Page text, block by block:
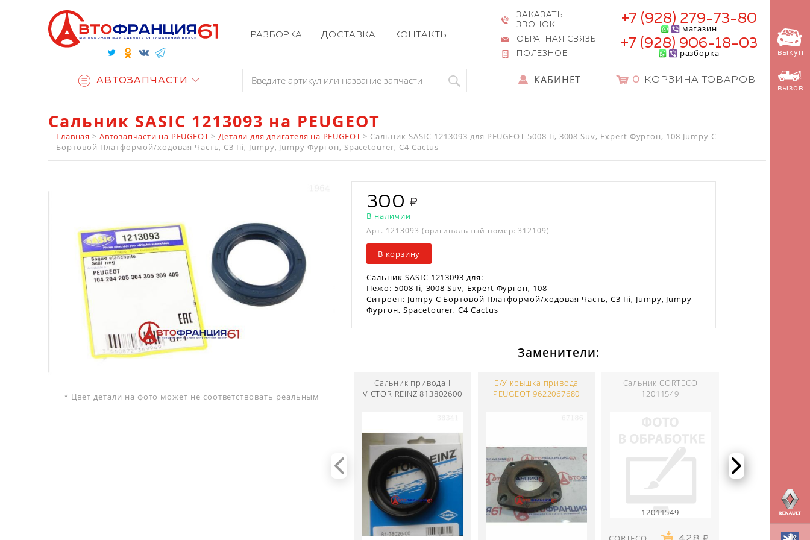
РАЗБОРКА ДОСТАВКА КОНТАКТЫ
ЗАКАЗАТЬ
ЗВОНОК
ОБРАТНАЯ СВЯЗЬ
ПОЛЕЗНОЕ
+7 (928) 279-73-80
магазин
+7 (928) 906-18-03
разборка
АВТОЗАПЧАСТИ КАБИНЕТ 0 КОРЗИНА ТОВАРОВ
Сальник SASIC 1213093 на PEUGEOT
Главная > Автозапчасти на PEUGEOT >Детали для двигателя на PEUGEOT > Сальник SASIC 1213093 для PEUGEOT 5008 Ii, 3008 Suv, Expert Фургон, 108 Jumpy C
Бортовой Платформой/ходовая Часть, C3 Iii, Jumpy, Jumpy Фургон, Spacetourer, C4 Cactus
* Цвет детали на фото может не соответствовать реальным
300
В наличии
Арт. 1213093 (оригинальный номер: 312109)
В корзину
Сальник SASIC 1213093 для:
Пежо: 5008 Ii, 3008 Suv, Expert Фургон, 108
Ситроен: Jumpy C Бортовой Платформой/ходовая Часть, C3 Iii, Jumpy, Jumpy
Фургон, Spacetourer, C4 Cactus
Заменители:
Сальник привода l
VICTOR REINZ 813802600
Б/У крышка привода
PEUGEOT 9622067680
Сальник CORTECO
12011549
12011549
выкуп
вызов